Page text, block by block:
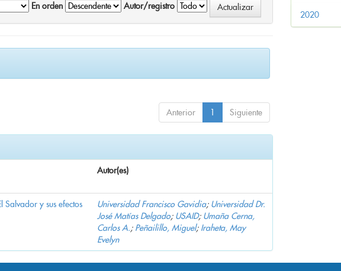
En orden Autor/registro
Anterior 1 Siguiente
Autor(es)
Salvador y sus efectos
Universidad Francisco Gavidia; Universidad Dr.
José Matías Delgado; USAID; Umaña Cerna,
Carlos A.; Peñailillo, Miguel; Iraheta, May
Evelyn
2020